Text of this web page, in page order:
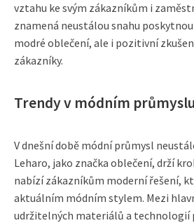
vztahu ke svým zákazníkům i
znamená neustálou snahu
modré oblečení, ale i pozitivní
zákazníky.
Trendy v módním
V dnešní době módní průmysl
Leharo, jako značka oblečení, drží
nabízí zákazníkům moderní řešení,
aktuálním módním stylem. Mezi
udržitelných materiálů a technologií